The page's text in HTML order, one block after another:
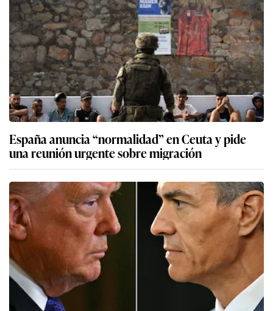
España anuncia “normalidad” en Ceuta y pide
una reunión urgente sobre migración